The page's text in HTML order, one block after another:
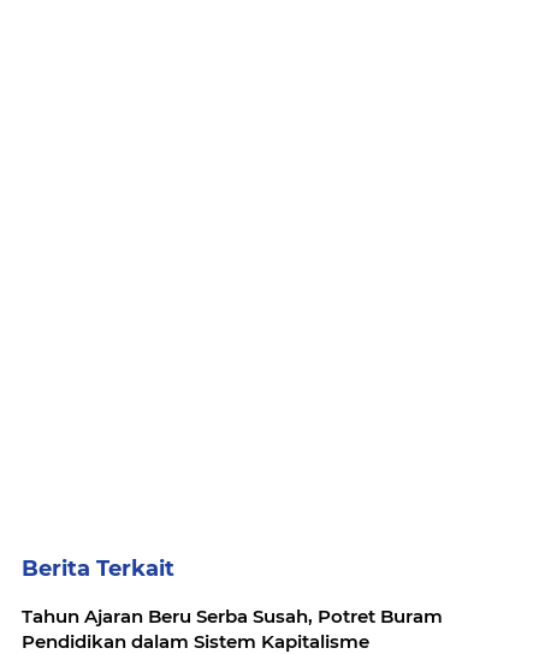
Berita Terkait
Tahun Ajaran Beru Serba Susah, Potret Buram
Pendidikan dalam Sistem Kapitalisme